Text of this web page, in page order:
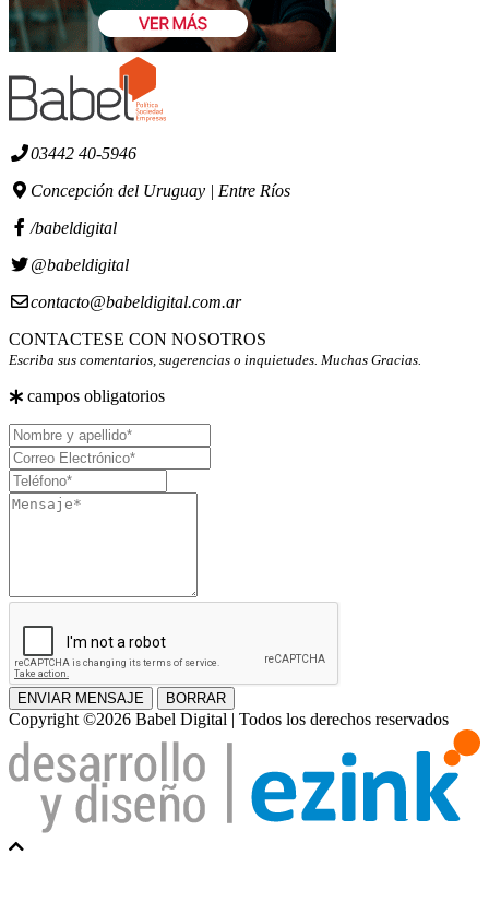
03442 40-5946
Concepción del Uruguay | Entre Ríos
/babeldigital
@babeldigital
contacto@babeldigital.com.ar
CONTACTESE CON NOSOTROS
Escriba sus comentarios, sugerencias o inquietudes. Muchas Gracias.
campos obligatorios
Nombre
y
apellido
Correo
Electrónico
Teléfono
Mensaje
ENVIAR MENSAJE BORRAR
Copyright ©2026 Babel Digital | Todos los derechos reservados